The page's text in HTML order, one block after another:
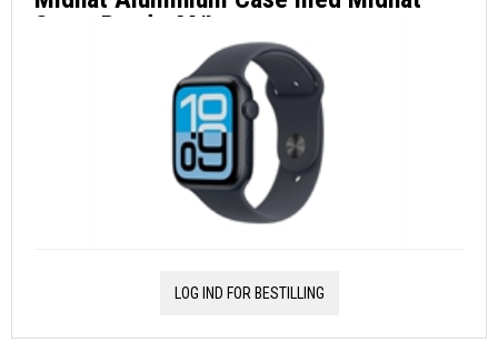
Sport Band - M/L
LOG IND FOR BESTILLING